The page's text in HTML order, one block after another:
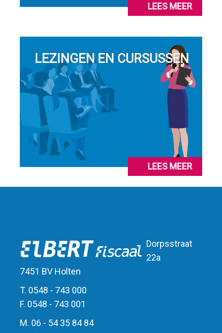
LEES MEER
LEZINGEN EN CURSUSSEN
LEES MEER
Dorpsstraat
22a
7451 BV Holten
T. 0548 - 743 000
F. 0548 - 743 001
M. 06 - 54 35 84 84